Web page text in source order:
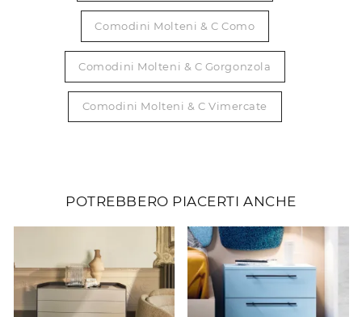
Comodini Molteni & C Como
Comodini Molteni & C Gorgonzola
Comodini Molteni & C Vimercate
POTREBBERO PIACERTI ANCHE